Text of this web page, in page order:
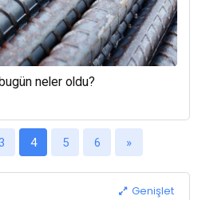
neler oldu?
4 5 6 »
Genişlet